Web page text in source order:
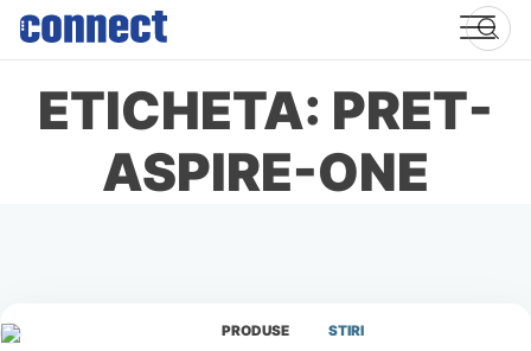
Skip
content
ETICHETA: PRET-
ASPIRE-ONE
PRODUSE STIRI